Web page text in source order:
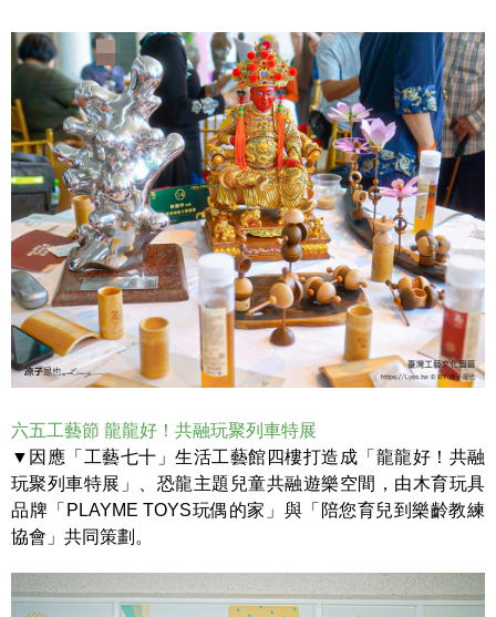
六五工藝節 龍龍好！共融玩聚列車特展
▼因應「工藝七十」生活工藝館四樓打造成「龍龍好！共融
玩聚列車特展」、恐龍主題兒童共融遊樂空間，由木育玩具
品牌「PLAYME TOYS玩偶的家」與「陪您育兒到樂齡教練
協會」共同策劃。